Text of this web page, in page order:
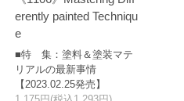
erently painted Techniqu
e
■特 集：塗料＆塗装マテ
リアルの最新事情
【2023.02.25発売】